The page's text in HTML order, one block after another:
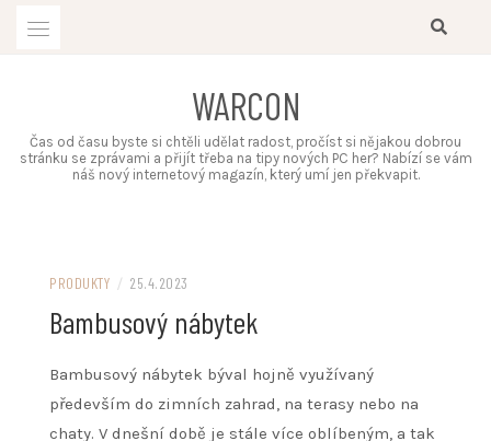
WARCON
Čas od času byste si chtěli udělat radost, pročíst si nějakou dobrou
stránku se zprávami a přijít třeba na tipy nových PC her? Nabízí se vám
náš nový internetový magazín, který umí jen překvapit.
PRODUKTY / 25.4.2023
Bambusový nábytek
Bambusový nábytek býval hojně využívaný
především do zimních zahrad, na terasy nebo na
chaty. V dnešní době je stále více oblíbeným, a tak